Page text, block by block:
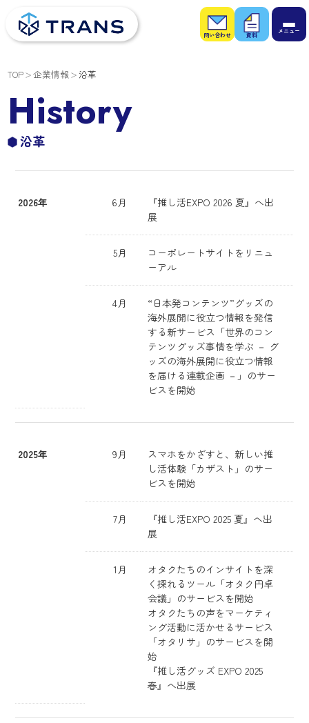
お問
い合
わせ
お役
立ち
資料
TOP 企業情報 沿革
History
沿革
2026年 6月
『推し活EXPO 2026 夏』へ出
展
5月
コーポレートサイトをリニュ
ーアル
4月
“日本発コンテンツ”グッズの
海外展開に役立つ情報を発信
する新サービス「世界のコン
テンツグッズ事情を学ぶ － グ
ッズの海外展開に役立つ情報
を届ける連載企画 －」のサー
ビスを開始
2025年 9月
スマホをかざすと、新しい推
し活体験「カザスト」のサー
ビスを開始
7月
『推し活EXPO 2025 夏』へ出
展
1月
オタクたちのインサイトを深
く探れるツール「オタク円卓
会議」のサービスを開始
オタクたちの声をマーケティ
ング活動に活かせるサービス
「オタリサ」のサービスを開
始
『推し活グッズ EXPO 2025
春』へ出展